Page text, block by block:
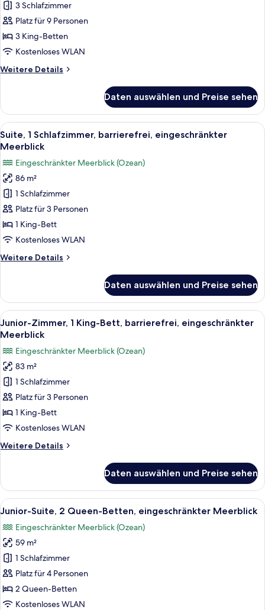
3 Schlafzimmer,
Meerseite
anzeigen
3 Schlafzimmer
Platz für 9 Personen
3 King-Betten
Kostenloses WLAN
Weitere Details
Weitere
3 Schlafzimmer,
Meerseite
Daten auswählen und Preise sehen
Alle
Fotos
Suite,
1
Schlafzimmer,
barrierefrei,
eingeschränkter
Meerblick
Hochwertige Bettwaren, Minibar,
3
Suite, 1 Schlafzimmer, barrierefrei, eingeschränkter
Meerblick
Eingeschränkter Meerblick (Ozean)
86 m²
1 Schlafzimmer
Platz für 3 Personen
1 King-Bett
Kostenloses WLAN
Weitere Details
Weitere
1
Schlafzimmer,
barrierefrei,
eingeschränkter
Daten auswählen und Preise sehen
Alle
Fotos
Junior-
Zimmer,
1 King-
Bett,
barrierefrei,
eingeschränkter
anzeigen
Hochwertige Bettwaren, Minibar,
6
Junior-Zimmer, 1 King-Bett, barrierefrei, eingeschränkter
Meerblick
Eingeschränkter Meerblick (Ozean)
83 m²
1 Schlafzimmer
Platz für 3 Personen
1 King-Bett
Kostenloses WLAN
Weitere Details
Weitere
Zimmer,
1 King-
Bett,
eingeschränkter
Meerblick
Daten auswählen und Preise sehen
Alle
Fotos
für
Junior-
Suite,
2 Queen-
Betten,
eingeschränkter
Ein Hotelzimmer mit zwei Betten,
4
Junior-Suite, 2 Queen-Betten, eingeschränkter Meerblick
Eingeschränkter Meerblick (Ozean)
59 m²
1 Schlafzimmer
Platz für 4 Personen
2 Queen-Betten
Kostenloses WLAN